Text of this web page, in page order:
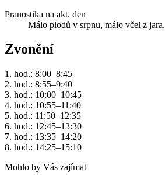
Pranostika na akt. den
Málo plodů v srpnu, málo včel z jara.
Zvonění
1. hod.: 8:00–8:45
2. hod.: 8:55–9:40
3. hod.: 10:00–10:45
4. hod.: 10:55–11:40
5. hod.: 11:50–12:35
6. hod.: 12:45–13:30
7. hod.: 13:35–14:20
8. hod.: 14:25–15:10
Mohlo by Vás zajímat